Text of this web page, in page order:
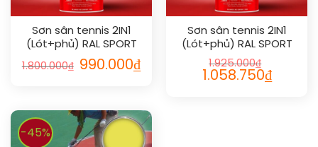
Sơn sân tennis 2IN1
(Lót+phủ) RAL SPORT
2IN1 1019
1.800.000₫ 990.000₫
Sơn sân tennis 2IN1
(Lót+phủ) RAL SPORT
2IN1 1002
1.925.000₫
1.058.750₫
-45%